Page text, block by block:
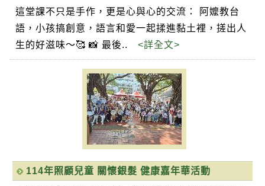
這堂課不只是手作，更是心與心的交流： 阿嬤教台
語，小孩搞創意，語言和愛一起揉進黏土裡，搓出人
生的好滋味～🥰 📸 最後.. <詳全文>
114年照顧兒童 關懷銀髮 健康嘉年華活動